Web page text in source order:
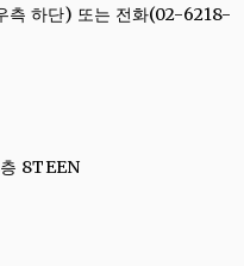
측 하단) 또는 전화(02-6218-
2층 8TEEN